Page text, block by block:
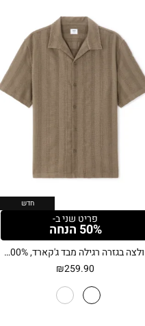
חדש
פריט שני ב-
50% הנחה
חולצה בגזרה רגילה מבד ג'קארד, 100% כותנה – חום אפרפר
₪259.90